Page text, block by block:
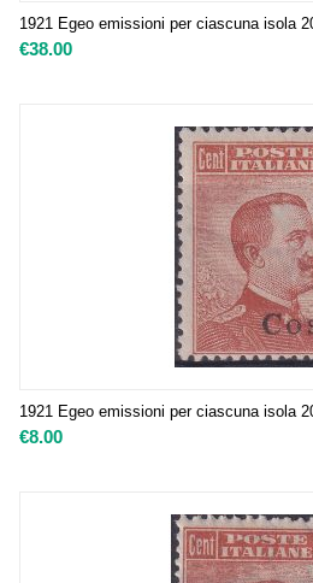
1921 Egeo emissioni per ciascuna isola
€38.00
1921 Egeo emissioni per ciascuna isola
€8.00